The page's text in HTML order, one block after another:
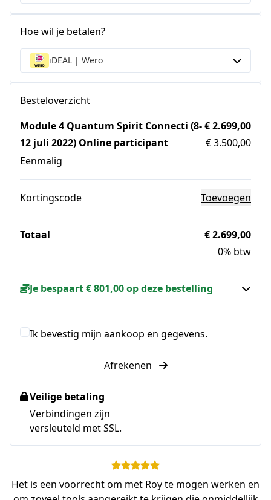
Hoe wil je betalen?
iDEAL | Wero
Besteloverzicht
Module 4 Quantum Spirit Connecti (8-
12 juli 2022) Online participant
Eenmalig
€ 2.699,00
€ 3.500,00
Kortingscode Toevoegen
Totaal
€ 2.699,00
0% btw
Je bespaart € 801,00 op deze bestelling
Ik bevestig mijn aankoop en gegevens.
Afrekenen
Veilige betaling
Verbindingen zijn
versleuteld met SSL.
Het is een voorrecht om met Roy te mogen werken en